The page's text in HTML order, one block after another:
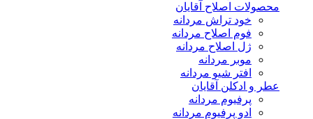
محصولات اصلاح آقایان
خود تراش مردانه
فوم اصلاح مردانه
ژل اصلاح مردانه
موبر مردانه
افتر شیو مردانه
عطر و ادکلن آقایان
پرفیوم مردانه
ادو پرفیوم مردانه